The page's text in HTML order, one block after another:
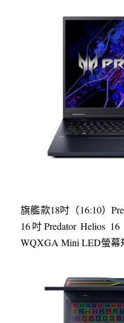
旗艦款18吋（16:10）
16吋Predator Helios
WQXGA Mini LED螢幕